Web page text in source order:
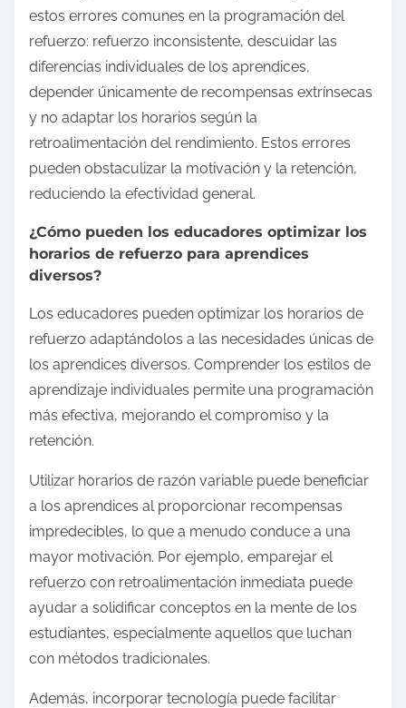
estos errores comunes en la programación del
refuerzo: refuerzo inconsistente, descuidar las
diferencias individuales de los aprendices,
depender únicamente de recompensas extrínsecas
y no adaptar los horarios según la
retroalimentación del rendimiento. Estos errores
pueden obstaculizar la motivación y la retención,
reduciendo la efectividad general.
¿Cómo pueden los educadores optimizar los
horarios de refuerzo para aprendices
diversos?
Los educadores pueden optimizar los horarios de
refuerzo adaptándolos a las necesidades únicas de
los aprendices diversos. Comprender los estilos de
aprendizaje individuales permite una programación
más efectiva, mejorando el compromiso y la
retención.
Utilizar horarios de razón variable puede beneficiar
a los aprendices al proporcionar recompensas
impredecibles, lo que a menudo conduce a una
mayor motivación. Por ejemplo, emparejar el
refuerzo con retroalimentación inmediata puede
ayudar a solidificar conceptos en la mente de los
estudiantes, especialmente aquellos que luchan
con métodos tradicionales.
Además, incorporar tecnología puede facilitar